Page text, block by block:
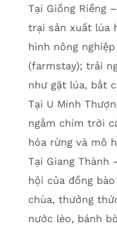
Tại Giồng Riềng
trại sản xuất lúa
hình nông
(farmstay); trải
như gặt lúa, bắt
Tại U Minh
ngắm chim trời
hóa rừng và mô
Tại Giang
hội của đồng
chùa, thưởng
nước lèo, bánh